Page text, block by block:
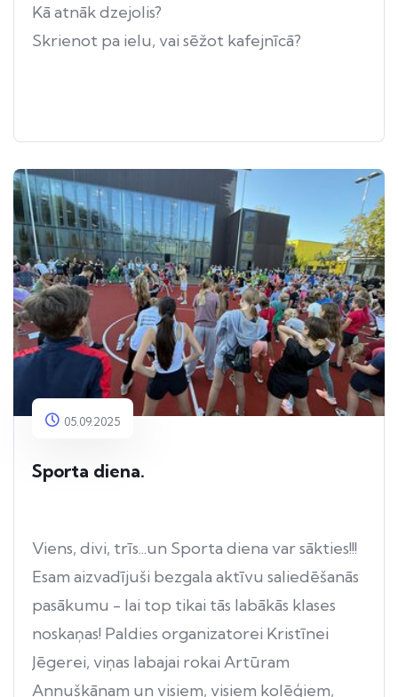
Kā atnāk dzejolis?
Skrienot pa ielu, vai sēžot kafejnīcā?
05.09.2025
Sporta diena.
Viens, divi, trīs...un Sporta diena var sākties!!!
Esam aizvadījuši bezgala aktīvu saliedēšanās
pasākumu - lai top tikai tās labākās klases
noskaņas! Paldies organizatorei Kristīnei
Jēgerei, viņas labajai rokai Artūram
Annuškānam un visiem, visiem kolēģiem,